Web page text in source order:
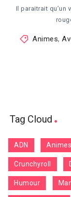
Il paraitrait qu’un
Animes,
Tag Cloud
ADN Animes
Crunchyroll
Humour